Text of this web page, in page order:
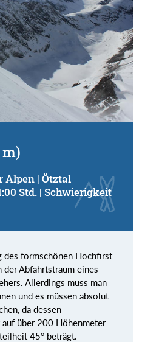
Alpen | Ötztal
Std. | Schwierigkeit
des formschönen Hochfirst
Abfahrtstraum eines
Allerdings muss man
und es müssen absolut
da dessen
über 200 Höhenmeter
45° beträgt.